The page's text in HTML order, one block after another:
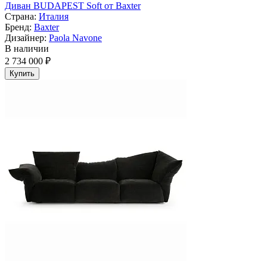
Диван BUDAPEST Soft от Baxter
Страна: Италия
Бренд: Baxter
Дизайнер: Paola Navone
В наличии
2 734 000 ₽
Купить